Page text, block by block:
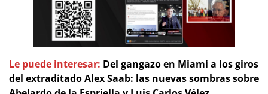
Le puede interesar: Del gangazo en Miami a los giros
del extraditado Alex Saab: las nuevas sombras sobre